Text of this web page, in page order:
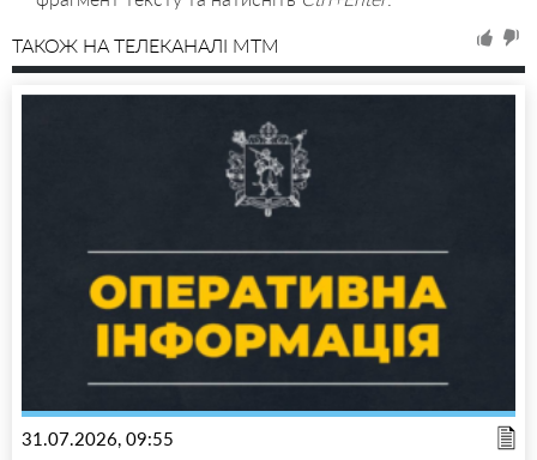
ТАКОЖ НА ТЕЛЕКАНАЛІ MTM
31.07.2026, 09:55